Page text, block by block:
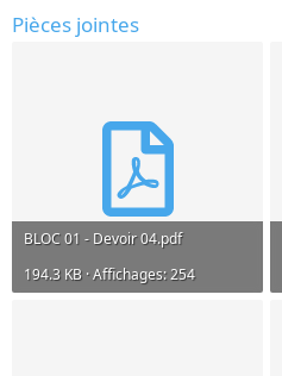
Pièces jointes
BLOC 01 - Devoir 04.pdf
194.3 KB · Affichages: 254